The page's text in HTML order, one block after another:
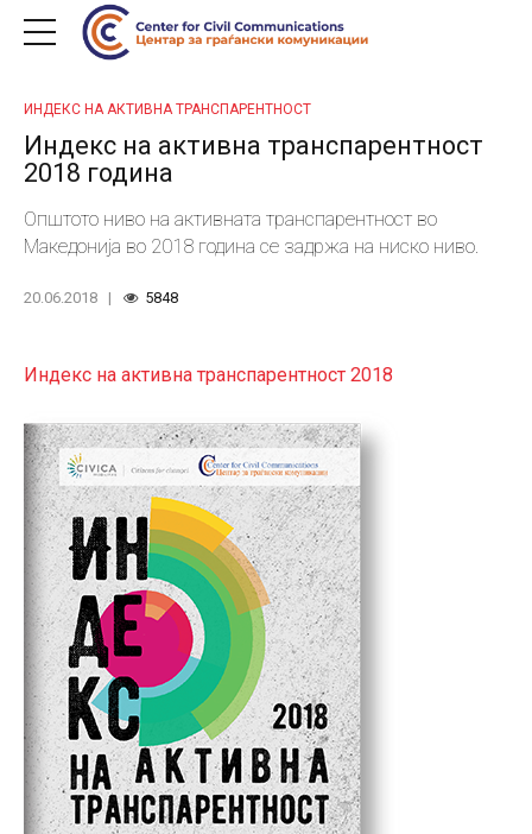
ИНДЕКС НА АКТИВНА ТРАНСПАРЕНТНОСТ
Индекс на активна транспарентност
2018 година
Општото ниво на активната транспарентност во
Македонија во 2018 година се задржа на ниско ниво.
20.06.2018 5848
Индекс на активна транспарентност 2018